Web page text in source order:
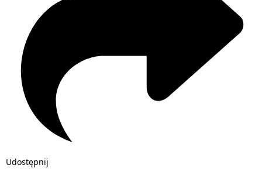
Udostępnij